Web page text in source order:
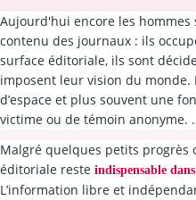
Aujourd'hui encore les
contenu des journaux : ils
surface éditoriale, ils sont
imposent leur vision du monde.
d’espace et plus souvent une
victime ou de témoin anonyme. .
Malgré quelques petits progrès
éditoriale reste indispensable
L’information libre et